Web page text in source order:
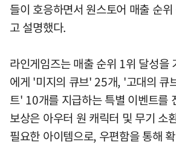
들이 호응하면서 원스토어 매출 순
고 설명했다.
라인게임즈는 매출 순위 1위 달성을
에게 '미지의 큐브' 25개, '고대의 큐
트' 10개를 지급하는 특별 이벤트를
보상은 아우터 원 캐릭터 및 무기 소
필요한 아이템으로, 우편함을 통해